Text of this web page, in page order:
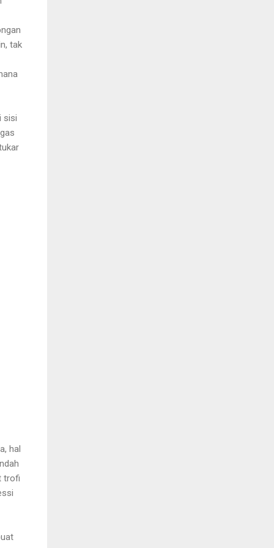
tak
sisi
hal
trofi